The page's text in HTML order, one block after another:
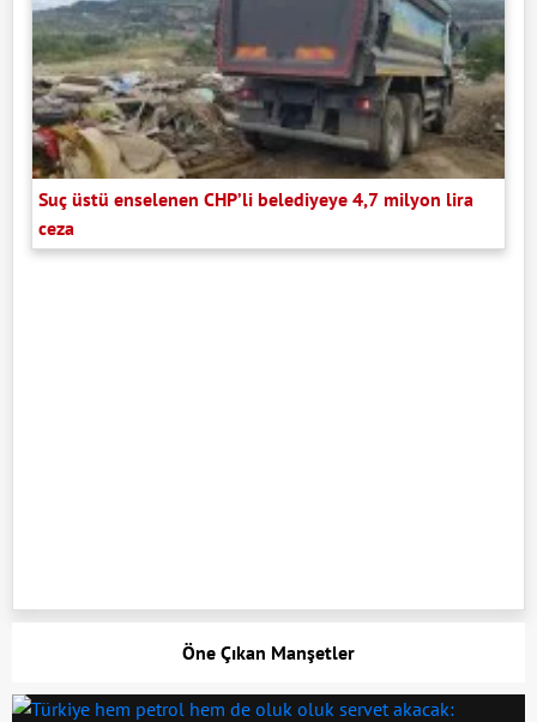
Suç üstü enselenen CHP’li belediyeye 4,7 milyon lira
ceza
Öne Çıkan Manşetler